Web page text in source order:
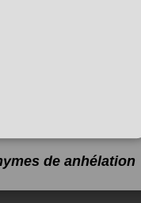
de anhélation